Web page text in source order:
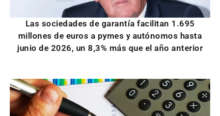
Las sociedades de garantía facilitan 1.695
millones de euros a pymes y autónomos hasta
junio de 2026, un 8,3% más que el año anterior